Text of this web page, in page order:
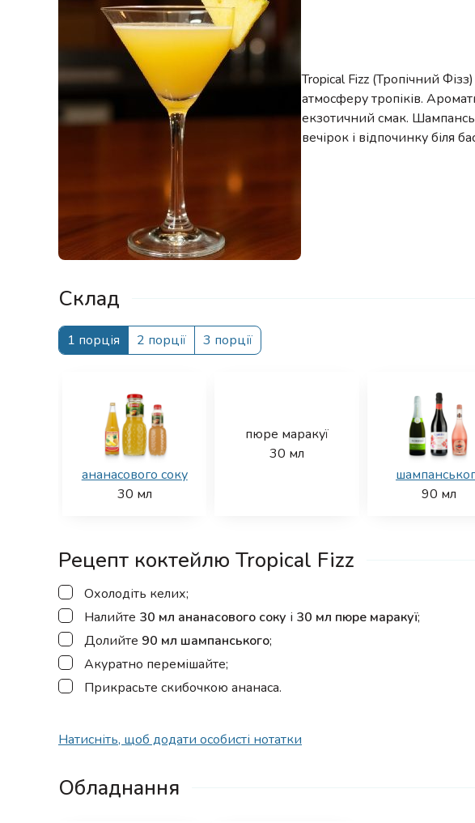
Tropical Fizz (Тропічний
атмосферу тропіків.
екзотичний смак.
вечірок і відпочинку біля
Склад
1 порція 2 порції 3 порції
ананасового соку
30 мл
пюре маракуї
30 мл
90 мл
Рецепт коктейлю Tropical Fizz
▢
Охолодіть келих;
▢
Налийте 30 мл ананасового соку і 30 мл пюре маракуї;
▢
Долийте 90 мл шампанського;
▢
Акуратно перемішайте;
▢
Прикрасьте скибочкою ананаса.
Натисніть, щоб додати особисті нотатки
Обладнання